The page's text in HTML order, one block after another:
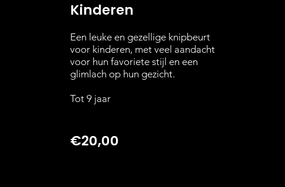
Kinderen
Een leuke en gezellige knipbeurt
voor kinderen, met veel aandacht
voor hun favoriete stijl en een
glimlach op hun gezicht.
Tot 9 jaar
€20,00